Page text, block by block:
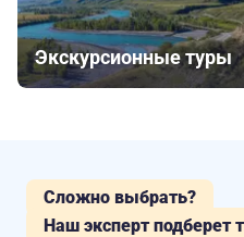
Экскурсионные туры
Сложно выбрать?
Наш эксперт подберет